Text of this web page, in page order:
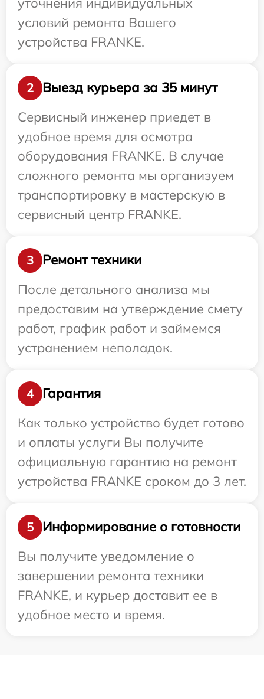
условий ремонта Вашего
устройства FRANKE.
2
Выезд курьера за 35 минут
Сервисный инженер приедет в
удобное время для осмотра
оборудования FRANKE. В случае
сложного ремонта мы организуем
транспортировку в мастерскую в
сервисный центр FRANKE.
3
Ремонт техники
После детального анализа мы
предоставим на утверждение смету
работ, график работ и займемся
устранением неполадок.
4
Гарантия
Как только устройство будет готово
и оплаты услуги Вы получите
официальную гарантию на ремонт
устройства FRANKE сроком до 3 лет.
5
Информирование о готовности
Вы получите уведомление о
завершении ремонта техники
FRANKE, и курьер доставит ее в
удобное место и время.